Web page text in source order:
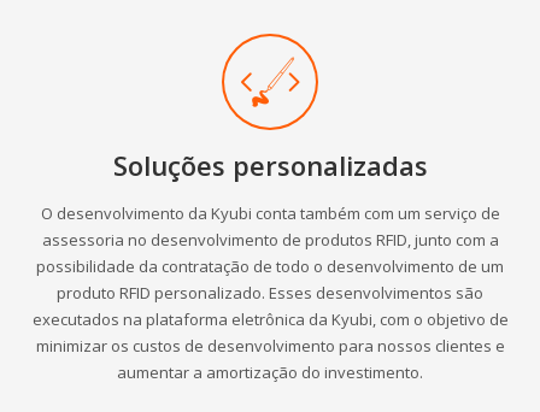
Soluções personalizadas
O desenvolvimento da Kyubi conta também com um serviço de
assessoria no desenvolvimento de produtos RFID, junto com a
possibilidade da contratação de todo o desenvolvimento de um
produto RFID personalizado. Esses desenvolvimentos são
executados na plataforma eletrônica da Kyubi, com o objetivo de
minimizar os custos de desenvolvimento para nossos clientes e
aumentar a amortização do investimento.